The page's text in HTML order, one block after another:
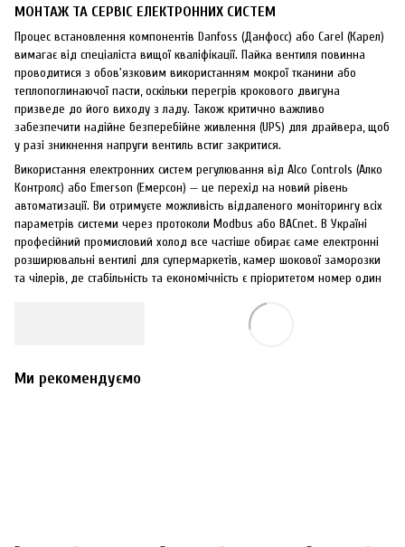
МОНТАЖ ТА СЕРВІС ЕЛЕКТРОННИХ СИСТЕМ
Процес встановлення компонентів Danfoss (Данфосс) або Carel (Карел)
вимагає від спеціаліста вищої кваліфікації. Пайка вентиля повинна
проводитися з обов'язковим використанням мокрої тканини або
теплопоглинаючої пасти, оскільки перегрів крокового двигуна
призведе до його виходу з ладу. Також критично важливо
забезпечити надійне безперебійне живлення (UPS) для драйвера, щоб
у разі зникнення напруги вентиль встиг закритися.
Використання електронних систем регулювання від Alco Controls (Алко
Контролс) або Emerson (Емерсон) — це перехід на новий рівень
автоматизації. Ви отримуєте можливість віддаленого моніторингу всіх
параметрів системи через протоколи Modbus або BACnet. В Україні
професійний промисловий холод все частіше обирає саме електронні
розширювальні вентилі для супермаркетів, камер шокової заморозки
та чілерів, де стабільність та економічність є пріоритетом номер один
Ми рекомендуємо